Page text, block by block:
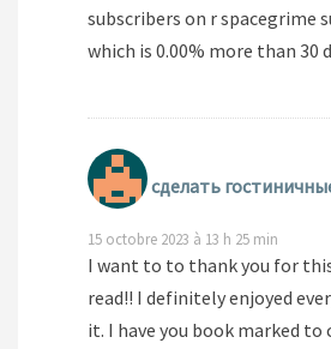
subscribers on r spacegrime
which is 0.00% more than 30
сделать
15 octobre 2023 à 13 h 25 min
I want to to thank you for
read!! I definitely enjoyed
it. I have you book marked to